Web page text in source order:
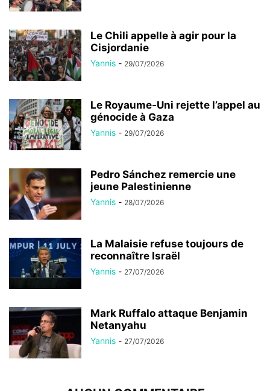
Le Chili appelle à agir pour la
Cisjordanie
Yannis - 29/07/2026
Le Royaume-Uni rejette l’appel au
génocide à Gaza
Yannis - 29/07/2026
Pedro Sánchez remercie une
jeune Palestinienne
Yannis - 28/07/2026
La Malaisie refuse toujours de
reconnaître Israël
Yannis - 27/07/2026
Mark Ruffalo attaque Benjamin
Netanyahu
Yannis - 27/07/2026